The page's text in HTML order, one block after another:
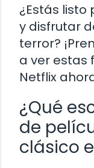
¿Estás
y disfrutar
terror?
a ver estas
Netflix
¿Qué
de
clásico